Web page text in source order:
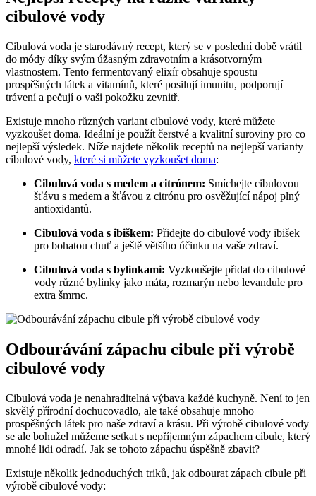
cibulové vody
Cibulová voda je starodávný recept, který se v poslední době vrátil
do módy díky svým úžasným zdravotním a krásotvorným
vlastnostem. Tento fermentovaný elixír obsahuje spoustu
prospěšných látek a vitamínů, které posilují imunitu, podporují
trávení a pečují o vaši pokožku zevnitř.
Existuje mnoho různých variant cibulové vody, které můžete
vyzkoušet doma. Ideální je použít čerstvé a kvalitní suroviny pro co
nejlepší výsledek. Níže najdete několik receptů na nejlepší varianty
cibulové vody, které si můžete vyzkoušet doma:
Cibulová voda s medem a citrónem: Smíchejte cibulovou
šťávu s medem a šťávou z citrónu pro osvěžující nápoj plný
antioxidantů.
Cibulová voda s ibiškem: Přidejte do cibulové vody ibišek
pro bohatou chuť a ještě většího účinku na vaše zdraví.
Cibulová voda s bylinkami: Vyzkoušejte přidat do cibulové
vody různé bylinky jako máta, rozmarýn nebo levandule pro
extra šmrnc.
Odbourávání zápachu cibule při výrobě
cibulové vody
Cibulová voda je nenahraditelná výbava každé kuchyně. Není to jen
skvělý přírodní dochucovadlo, ale také obsahuje mnoho
prospěšných látek pro naše zdraví a krásu. Při výrobě cibulové vody
se ale bohužel můžeme setkat s nepříjemným zápachem cibule, který
mnohé lidi odradí. Jak se tohoto zápachu úspěšně zbavit?
Existuje několik jednoduchých triků, jak odbourat zápach cibule při
výrobě cibulové vody: